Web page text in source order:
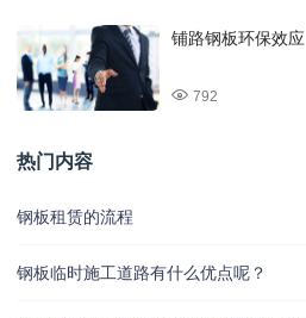
铺路钢板环保效应
792
热门内容
钢板租赁的流程
钢板临时施工道路有什么优点呢？